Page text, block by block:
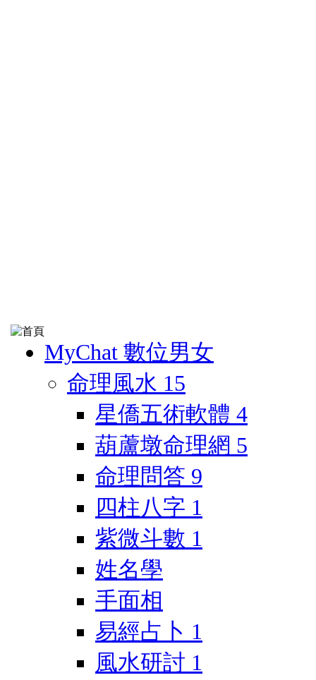
MyChat 數位男女
命理風水 15
星僑五術軟體 4
葫蘆墩命理網 5
命理問答 9
四柱八字 1
紫微斗數 1
姓名學
手面相
易經占卜 1
風水研討 1